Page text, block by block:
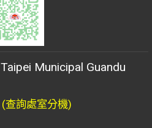
Taipei Municipal Guandu
(查詢處室分機)